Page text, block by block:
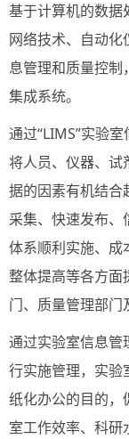
基于计算机的数据
网络技术、自动
息管理和质量控制
集成系统。
通过“LIMS”实验
将人员、仪器、试
据的因素有机结合
采集、快速发布、
体系顺利实施、成
整体提高等各方面
门、质量管理部门
通过实验室信息管
行实施管理，实验
纸化办公的目的，
室工作效率、科研